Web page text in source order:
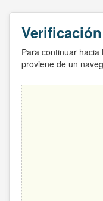
Para continuar
proviene de un